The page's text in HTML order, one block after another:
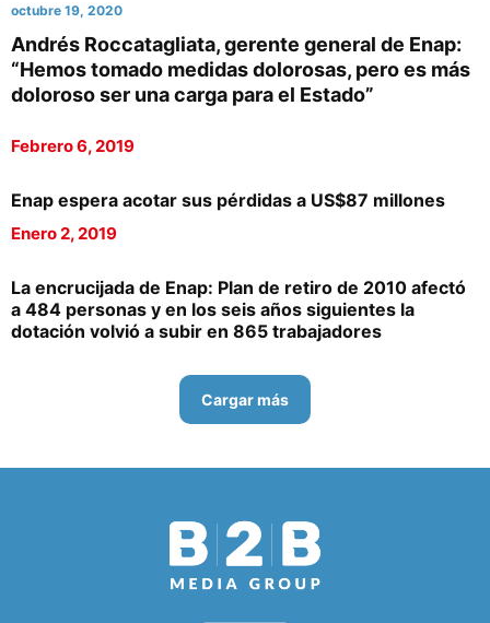
octubre 19, 2020
Andrés Roccatagliata, gerente general de Enap:
“Hemos tomado medidas dolorosas, pero es más
doloroso ser una carga para el Estado”
Febrero 6, 2019
Enap espera acotar sus pérdidas a US$87 millones
Enero 2, 2019
La encrucijada de Enap: Plan de retiro de 2010 afectó
a 484 personas y en los seis años siguientes la
dotación volvió a subir en 865 trabajadores
Cargar más